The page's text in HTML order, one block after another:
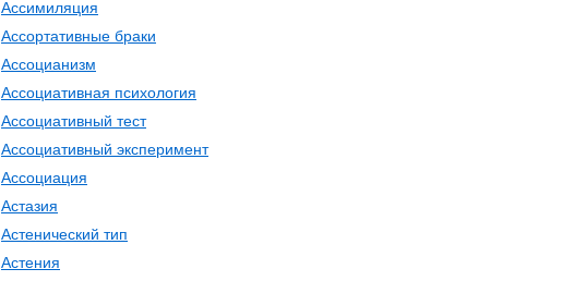
Ассимиляция
Ассортативные браки
Ассоцианизм
Ассоциативная психология
Ассоциативный тест
Ассоциативный эксперимент
Ассоциация
Астазия
Астенический тип
Астения